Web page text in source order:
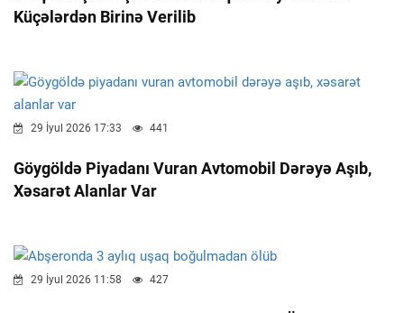
Küçələrdən Birinə Verilib
29 İyul 2026 17:33 441
Göygöldə Piyadanı Vuran Avtomobil Dərəyə Aşıb,
Xəsarət Alanlar Var
29 İyul 2026 11:58 427